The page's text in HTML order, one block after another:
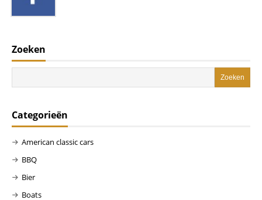
Zoeken
Categorieën
American classic cars
BBQ
Bier
Boats